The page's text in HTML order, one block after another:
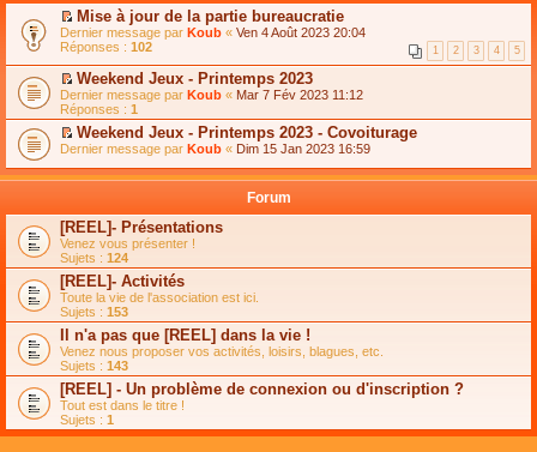
C
o
n
s
u
l
t
e
r
l
e
s
s
a
g
e
n
o
n
l
u
l
e
p
l
u
s
Mise à jour de la partie bureaucratie
Dernier message par Koub « Ven 4 Août 2023 20:04
Réponses : 102 1 2 3 4 5
C
o
n
s
u
t
l
e
m
e
s
s
a
g
e
n
o
n
l
u
l
e
Weekend Jeux - Printemps 2023
Dernier message par Koub « Mar 7 Fév 2023 11:12
Réponses : 1
C
n
l
t
e
r
l
e
m
e
s
s
a
g
e
n
o
n
Weekend Jeux - Printemps 2023 - Covoiturage
Dernier message par Koub « Dim 15 Jan 2023 16:59
Forum
[REEL]- Présentations
Venez vous présenter !
Sujets : 124
[REEL]- Activités
Toute la vie de l'association est ici.
Sujets : 153
Il n'a pas que [REEL] dans la vie !
Venez nous proposer vos activités, loisirs, blagues, etc.
Sujets : 143
[REEL] - Un problème de connexion ou d'inscription ?
Tout est dans le titre !
Sujets : 1